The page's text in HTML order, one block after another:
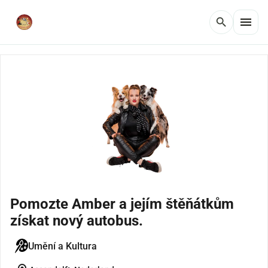
search menu
Pomozte Amber a jejím štěňátkům
získat nový autobus.
Umění a Kultura